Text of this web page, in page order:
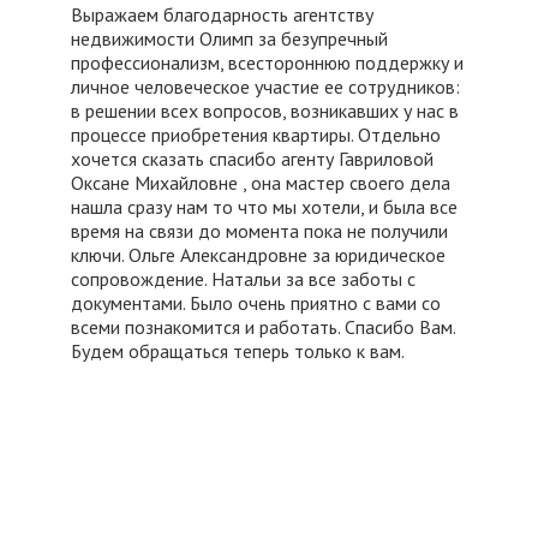
Выражаем благодарность агентству
недвижимости Олимп за безупречный
профессионализм, всестороннюю поддержку и
личное человеческое участие ее сотрудников:
в решении всех вопросов, возникавших у нас в
процессе приобретения квартиры. Отдельно
хочется сказать спасибо агенту Гавриловой
Оксане Михайловне , она мастер своего дела
нашла сразу нам то что мы хотели, и была все
время на связи до момента пока не получили
ключи. Ольге Александровне за юридическое
сопровождение. Натальи за все заботы с
документами. Было очень приятно с вами со
всеми познакомится и работать. Спасибо Вам.
Будем обращаться теперь только к вам.